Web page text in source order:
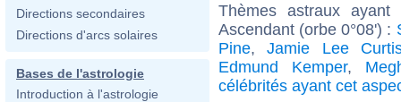
Directions secondaires
Directions d'arcs solaires
Bases de l'astrologie
Introduction à l'astrologie
Thèmes astraux ayant
Ascendant (orbe 0°08') :
Pine,Jamie Lee
Edmund Kemper,
célébrités ayant cet